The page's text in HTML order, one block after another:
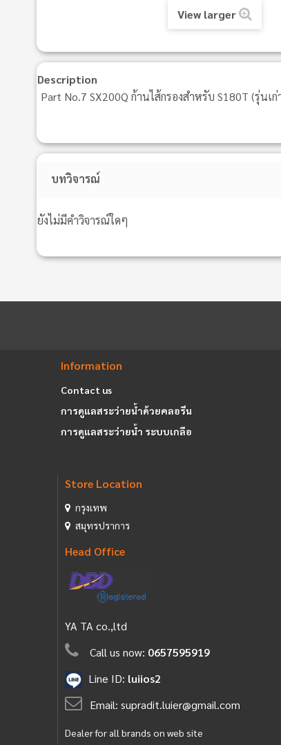
View larger
Description
Part No.7 SX200Q ก้านไส้กรองสําหรับ S180T (รุ่นเ
บทวิจารณ์
ยังไม่มีคำวิจารณ์ใดๆ
Information
Contact us
การดูแลสระว่ายน้ำด้วยคลอรีน
การดูแลสระว่ายน้ำ ระบบเกลือ
Store Location
กรุงเทพ
สมุทรปราการ
Head Office
YA TA co.,ltd
Call us now: 0657595919
Line ID: luiios2
Email: supradit.luier@gmail.com
Dealer for all brands on web site